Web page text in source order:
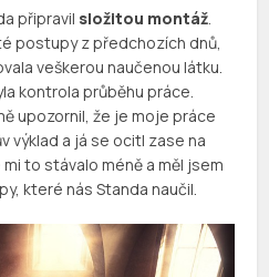
připravil složitou montáž.
postupy z předchozích dnů,
veškerou naučenou látku.
kontrola průběhu práce.
upozornil, že je moje práce
výklad a já se ocitl zase na
to stávalo méně a měl jsem
které nás Standa naučil.